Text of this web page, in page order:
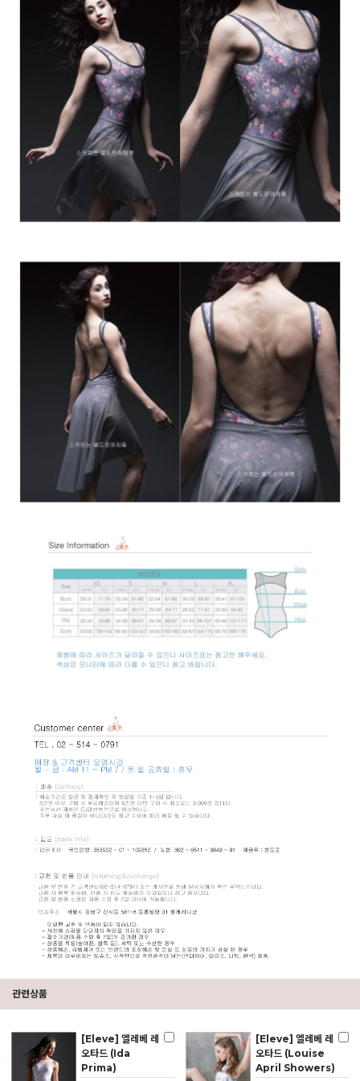
관련상품
[Eleve] 엘레베 레
오타드 (Ida
Prima)
[Eleve] 엘레베 레
오타드 (Louise
April Showers)